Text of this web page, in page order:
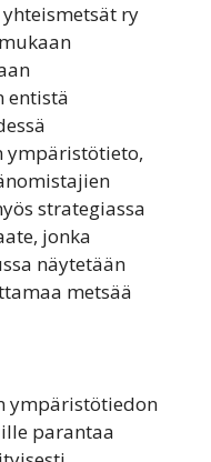
ry
entistä
ympäristötieto,
strategiassa
jonka
näytetään
metsää
ympäristötiedon
parantaa